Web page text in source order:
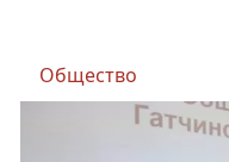
Общество